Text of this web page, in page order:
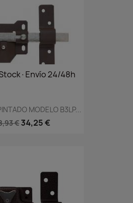
24/48h
MODELO B3LP...
€ 34,25 €